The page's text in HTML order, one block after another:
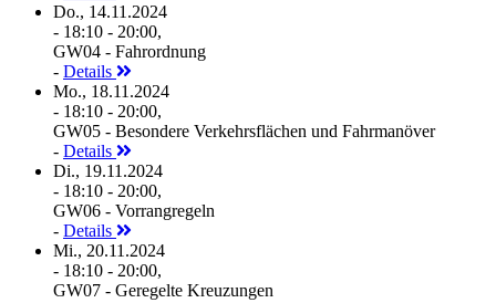
Do., 14.11.2024
- 18:10 - 20:00,
GW04 - Fahrordnung
- Details
Mo., 18.11.2024
- 18:10 - 20:00,
GW05 - Besondere Verkehrsflächen und Fahrmanöver
- Details
Di., 19.11.2024
- 18:10 - 20:00,
GW06 - Vorrangregeln
- Details
Mi., 20.11.2024
- 18:10 - 20:00,
GW07 - Geregelte Kreuzungen